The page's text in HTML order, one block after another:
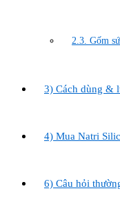
2.3. Gốm
3) Cách dùng &
4) Mua Natri
6) Câu hỏi